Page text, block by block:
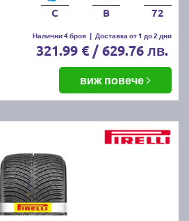
C B 72
Налични 4 броя | Доставка от 1 до 2 дни
321.99 € / 629.76 лв.
виж повече